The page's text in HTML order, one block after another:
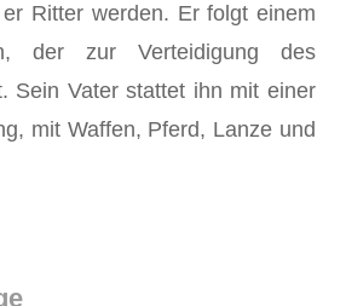
Ritter werden. Er folgt einem
der zur Verteidigung des
Sein Vater stattet ihn mit einer
mit Waffen, Pferd, Lanze und